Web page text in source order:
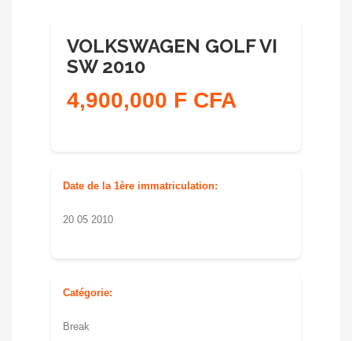
VOLKSWAGEN GOLF VI
SW 2010
4,900,000 F CFA
Date de la 1ère immatriculation:
20 05 2010
Catégorie:
Break